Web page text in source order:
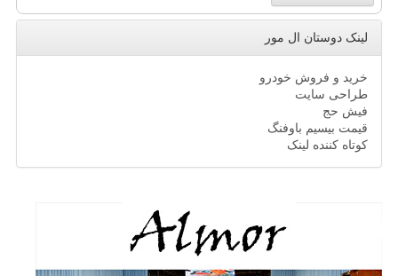
لینک دوستان ال مور
خرید و فروش خودرو
طراحی سایت
فیش حج
قیمت بیسیم باوفنگ
کوتاه کننده لینک